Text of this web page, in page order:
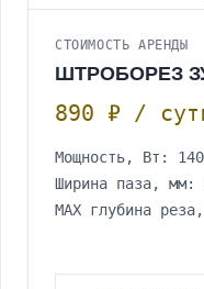
СТОИМОСТЬ АРЕНДЫ
ШТРОБОРЕЗ
890 ₽ /
Мощность, Вт:
Ширина паза, мм:
МАХ глубина